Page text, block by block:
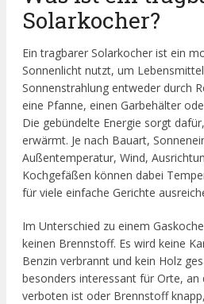
Solarkocher?
Ein tragbarer Solarkocher ist ein
Sonnenlicht nutzt, um
Sonnenstrahlung entweder durch
eine Pfanne, einen Garbehälter
Die gebündelte Energie sorgt
erwärmt. Je nach Bauart,
Außentemperatur, Wind,
Kochgefäßen können dabei
für viele einfache Gerichte
Im Unterschied zu einem
keinen Brennstoff. Es wird keine
Benzin verbrannt und kein Holz
besonders interessant für Orte, an
verboten ist oder Brennstoff